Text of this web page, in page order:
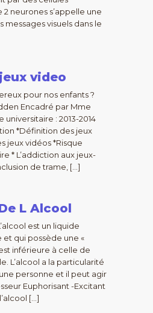
neurones s’appelle une
messages visuels dans le
video
pour nos enfants ?
Encadré par Mme
: 2013-2014
*Définition des jeux
jeux vidéos *Risque
* L’addiction aux jeux-
de trame, […]
L Alcool
est un liquide
et qui possède une «
inférieure à celle de
L’alcool a la particularité
personne et il peut agir
Euphorisant -Excitant
[…]